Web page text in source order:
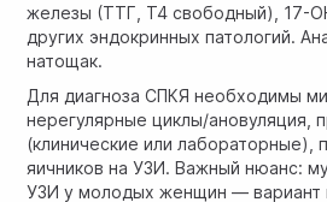
железы (ТТГ, Т4 свободный), 17-
других эндокринных патологий.
натощак.
Для диагноза СПКЯ необходимы
нерегулярные циклы/ановуляция,
(клинические или лабораторные),
яичников на УЗИ. Важный нюанс:
УЗИ у молодых женщин — вариант